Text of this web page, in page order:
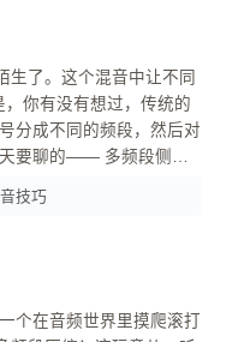
你有没有想过，传统的
技巧